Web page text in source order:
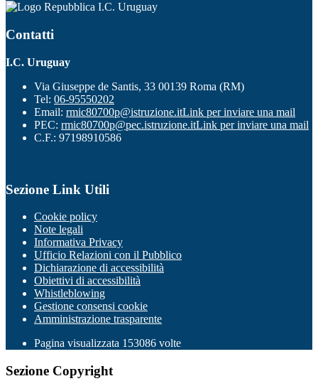
I.C. Uruguay
Contatti
I.C. Uruguay
Via Giuseppe de Santis, 33 00139 Roma (RM)
Tel: 06-95550202
Email: rmic80700p@istruzione.itLink per inviare una mail
PEC: rmic80700p@pec.istruzione.itLink per inviare una mail
C.F.: 97198910586
Sezione Link Utili
Cookie policy
Note legali
Informativa Privacy
Ufficio Relazioni con il Pubblico
Dichiarazione di accessibilità
Obiettivi di accessibilità
Whistleblowing
Gestione consensi cookie
Amministrazione trasparente
Pagina visualizzata 153086 volte
Sezione Copyright